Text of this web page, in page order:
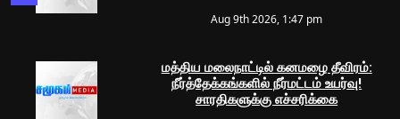
Aug 9th 2026, 1:47 pm
மத்திய மலைநாட்டில் கனமழை தீவிரம்:
நீர்த்தேக்கங்களில் நீர்மட்டம் உயர்வு!
சாரதிகளுக்கு எச்சரிக்கை